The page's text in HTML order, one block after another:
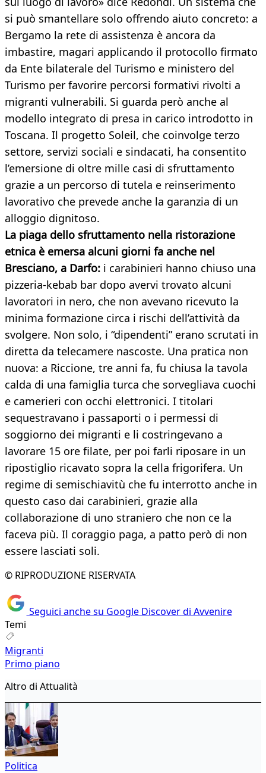
si può smantellare solo offrendo aiuto concreto: a
Bergamo la rete di assistenza è ancora da
imbastire, magari applicando il protocollo firmato
da Ente bilaterale del Turismo e ministero del
Turismo per favorire percorsi formativi rivolti a
migranti vulnerabili. Si guarda però anche al
modello integrato di presa in carico introdotto in
Toscana. Il progetto Soleil, che coinvolge terzo
settore, servizi sociali e sindacati, ha consentito
l’emersione di oltre mille casi di sfruttamento
grazie a un percorso di tutela e reinserimento
lavorativo che prevede anche la garanzia di un
alloggio dignitoso.
La piaga dello sfruttamento nella ristorazione
etnica è emersa alcuni giorni fa anche nel
Bresciano, a Darfo: i carabinieri hanno chiuso una
pizzeria-kebab bar dopo avervi trovato alcuni
lavoratori in nero, che non avevano ricevuto la
minima formazione circa i rischi dell’attività da
svolgere. Non solo, i “dipendenti” erano scrutati in
diretta da telecamere nascoste. Una pratica non
nuova: a Riccione, tre anni fa, fu chiusa la tavola
calda di una famiglia turca che sorvegliava cuochi
e camerieri con occhi elettronici. I titolari
sequestravano i passaporti o i permessi di
soggiorno dei migranti e li costringevano a
lavorare 15 ore filate, per poi farli riposare in un
ripostiglio ricavato sopra la cella frigorifera. Un
regime di semischiavitù che fu interrotto anche in
questo caso dai carabinieri, grazie alla
collaborazione di uno straniero che non ce la
faceva più. Il coraggio paga, a patto però di non
essere lasciati soli.
© RIPRODUZIONE RISERVATA
Seguici anche su Google Discover di Avvenire
Temi
Migranti
Primo piano
Altro di Attualità
Politica